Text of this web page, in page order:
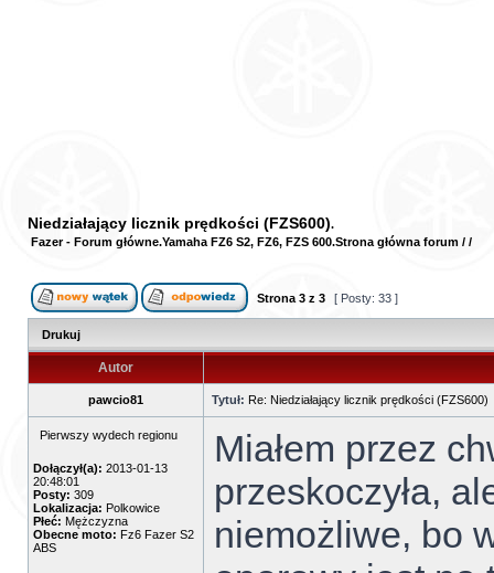
Niedziałający licznik prędkości (FZS600)
Strona główna forum /
Fazer - Forum główne /
Yamaha FZ6 S2, FZ6, FZS 600
Strona 3 z 3 [ Posty: 33 ]
Drukuj
Autor
pawcio81 Tytuł: Re: Niedziałający licznik prędkości (FZS600)
Pierwszy wydech regionu
Dołączył(a): 2013-01-13
20:48:01
Posty: 309
Lokalizacja: Polkowice
Płeć: Mężczyzna
Obecne moto: Fz6 Fazer S2
ABS
Miałem przez
przeskoczyła,
niemożliwe, bo